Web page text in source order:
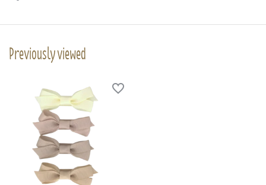
Previously viewed